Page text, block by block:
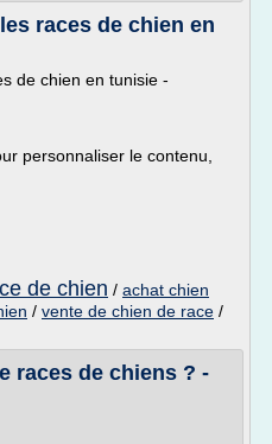
races de chien en
de chien en tunisie -
personnaliser le contenu,
de chien / achat chien
/ vente de chien de race /
races de chiens ? -